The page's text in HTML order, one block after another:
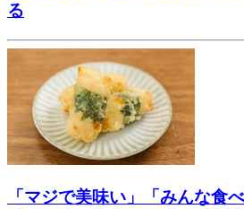
る
「マジで美味い」「みんな食